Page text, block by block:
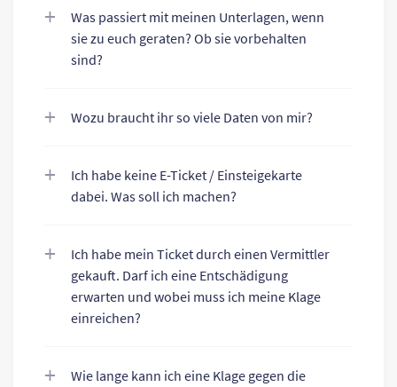
Was passiert mit meinen Unterlagen, wenn
sie zu euch geraten? Ob sie vorbehalten
sind?
Wozu braucht ihr so viele Daten von mir?
Ich habe keine E-Ticket / Einsteigekarte
dabei. Was soll ich machen?
Ich habe mein Ticket durch einen Vermittler
gekauft. Darf ich eine Entschädigung
erwarten und wobei muss ich meine Klage
einreichen?
Wie lange kann ich eine Klage gegen die